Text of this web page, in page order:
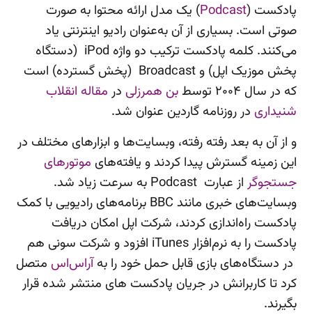
پادکست (Podcast) یک مدل ارائه محتوا به صورت
صوتی است. بسیاری از آن به‌عنوان رادیو اینترنتی یاد
می‌کنند. کلمه پادکست ترکیب دو واژه iPod (دستگاه
پخش موزیک اپل) و Broadcast (پخش گسترده) است
که در سال ۲۰۰۴ توسط
بن همرزلی در مقاله انقلاب
شنیداری در روزنامه گاردین عنوان شد.
و از آن به بعد رفته رفته، وبسایت‌ها و ابزارهای مختلف در
این زمینه گسترش پیدا کردند و یافته‌های موتورهای
جستجوگر
از عبارت Podcast به سرعت زیاد شد.
وبسایت‌های خبری مانند BBC برنامه‌های رادیویی با کمک
پادکست راه‌اندازی کردند، شرکت اپل امکان دریافت
پادکست را به نرم‌افزار iTunes افزود و شرکت سونی هم
در دستگاه‌های بازی قابل حمل خود را بهآراس‌اس متصل
کرد تا کاربرانش در جریان پادکست های منتشر شده قرار
بگیرند.